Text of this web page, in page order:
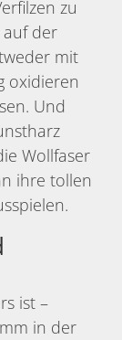
zu
der
mit
oxidieren
Und
Wollfaser
ihre tollen
ist –
in der